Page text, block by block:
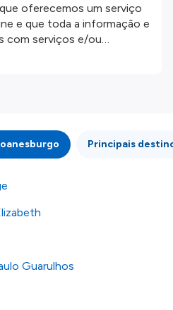
oferecemos um serviço
e que toda a informação e
com serviços e/ou
no nosso website são
da informação
com atenção todas
do parceiro antes de
mais detalhes verifique
Condições
Principais
Guarulhos